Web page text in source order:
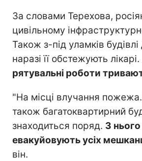
За словами Терехова,
цивільному
Також з-під уламків будівлі
наразі її обстежують
рятувальні роботи
"На місці влучання
також багатоквартирний
знаходиться поряд. З нього
евакуйовують усіх
він.